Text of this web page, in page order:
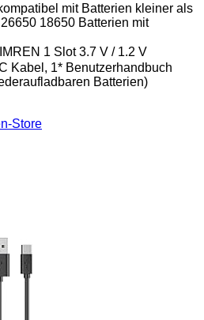
mit Batterien kleiner als
18650 Batterien mit
1 Slot 3.7 V / 1.2 V
Kabel, 1* Benutzerhandbuch
Batterien)
Store